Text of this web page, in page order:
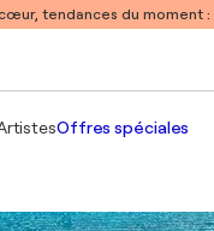
tendances du moment :
Offres spéciales